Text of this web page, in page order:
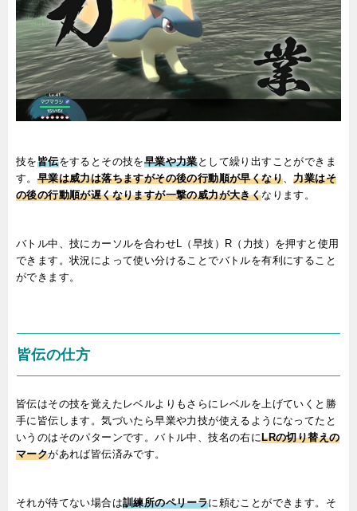
技を皆伝をするとその技を早業や力業として繰り出すことができま
す。 早業は威力は落ちますがその後の行動順が早くなり、力業はそ
の後の行動順が遅くなりますが一撃の威力が大きくなります。
バトル中、技にカーソルを合わせL（早技）R（力技）を押すと使用
できます。状況によって使い分けることでバトルを有利にすること
ができます。
皆伝の仕方
皆伝はその技を覚えたレベルよりもさらにレベルを上げていくと勝
手に皆伝します。気づいたら早業や力技が使えるようになってたと
いうのはそのパターンです。バトル中、技名の右にLRの切り替えの
マークがあれば皆伝済みです。
それが待てない場合は訓練所のペリーラに頼むことができます。そ